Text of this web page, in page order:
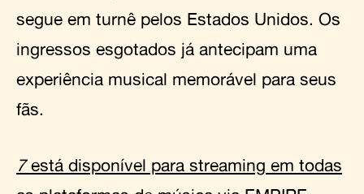
segue em turnê pelos Estados Unidos. Os
ingressos esgotados já antecipam uma
experiência musical memorável para seus
fãs.
7está disponível para streaming em todas